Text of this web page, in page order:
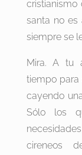
cristianismo
santa no es
siempre se
Mira. A tu
tiempo para
cayendo
Sólo los
cireneos